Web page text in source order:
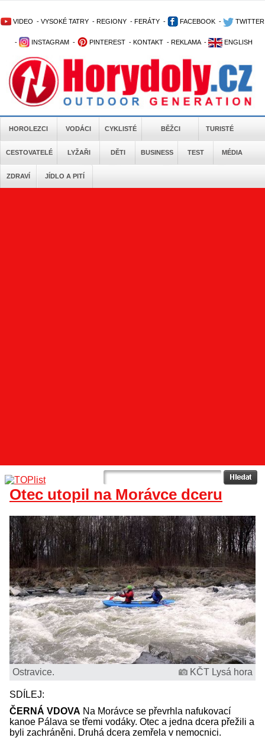
VIDEO - VYSOKÉ TATRY - REGIONY - FERÁTY - FACEBOOK - TWITTER
- INSTAGRAM - PINTEREST - KONTAKT - REKLAMA - ENGLISH
HOROLEZCI VODÁCI CYKLISTÉ BĚŽCI TURISTÉ
CESTOVATELÉ LYŽAŘI DĚTI BUSINESS TEST MÉDIA
ZDRAVÍ JÍDLO A PITÍ
Otec utopil na Morávce dceru
Ostravice. KČT Lysá hora
SDÍLEJ:
ČERNÁ VDOVA Na Morávce se převrhla nafukovací
kanoe Pálava se třemi vodáky. Otec a jedna dcera přežili a
byli zachráněni. Druhá dcera zemřela v nemocnici.